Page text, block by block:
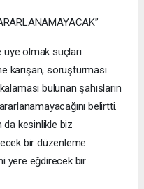
üye olmak suçları
karışan, soruşturması
bulunan şahısların
belirtti.
da kesinlikle biz
bir düzenleme
yere eğdirecek bir